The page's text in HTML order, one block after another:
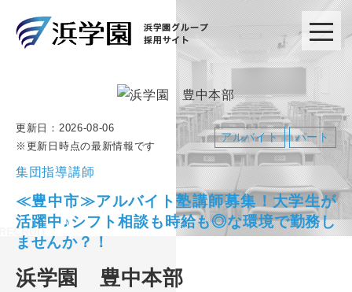
更新日： 2026-08-06
※更新日時点の最新情報です
アルバイト パート
集団指導講師
≪豊中市≫アルバイト塾講師募集！大学生が
活躍中♪シフト相談も時給も◎な環境で勤務し
ませんか？！
浜学園 豊中本部